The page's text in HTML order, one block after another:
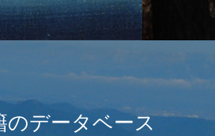
のデータベース